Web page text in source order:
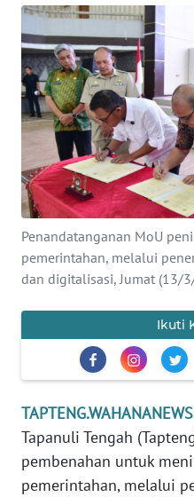
Penandatanganan MoU
pemerintahan, melalui
dan digitalisasi, Jumat (13/
Ikuti
Tapanuli Tengah
pembenahan untuk
pemerintahan, melalui
Informasi
INDEKS
BERITA
KONTAK
KAMI
INFO
IKLAN
TENTANG
SIBER
REDAKSI
KARIR